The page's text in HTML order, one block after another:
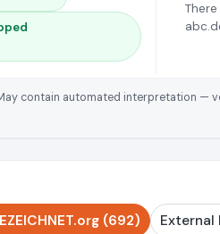
contain automated interpretation —
(692) External